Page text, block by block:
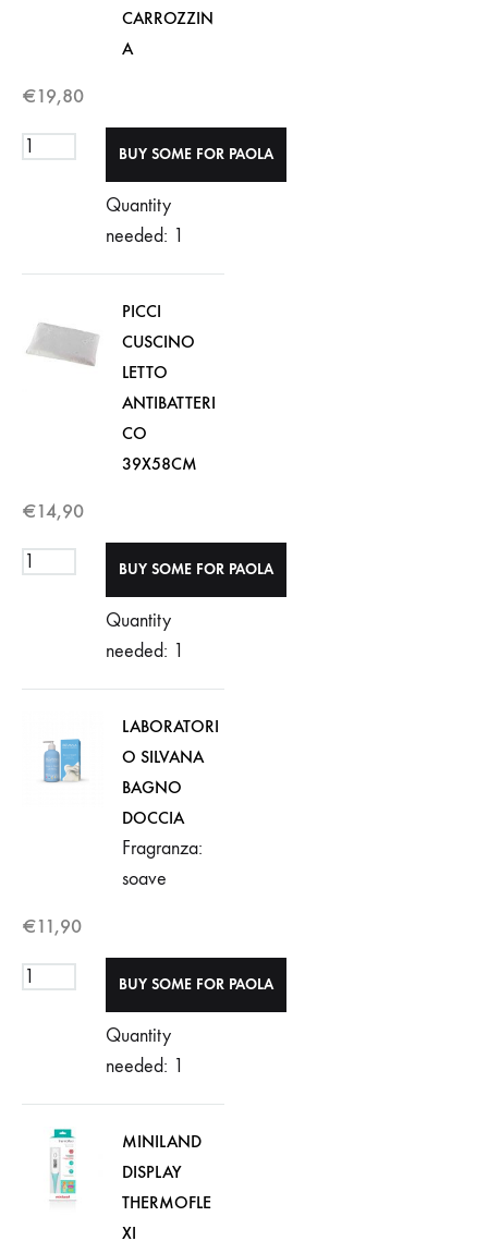
CARROZZIN
A
€19,80
Quantity
needed: 1
PICCI
CUSCINO
LETTO
ANTIBATTERI
CO
39X58CM
€14,90
Quantity
needed: 1
LABORATORI
O SILVANA
BAGNO
DOCCIA
Fragranza:
soave
€11,90
Quantity
needed: 1
MINILAND
DISPLAY
THERMOFLE
XI